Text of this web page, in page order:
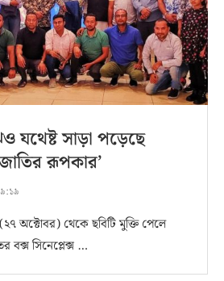
যথেষ্ট সাড়া পড়েছে
রূপকার’
অক্টোবর) থেকে ছবিটি মুক্তি পেলে
বক্স সিনেপ্লেক্স …